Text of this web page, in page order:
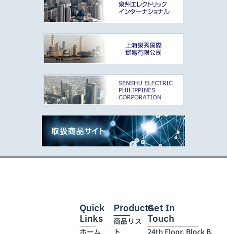
Products
商品リス
ト
Quick
Links
ホーム
Get In
Touch
24th Floor, Block B,